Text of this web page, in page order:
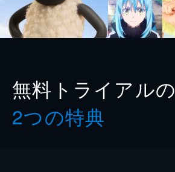
無料トライアルの
2つの特典